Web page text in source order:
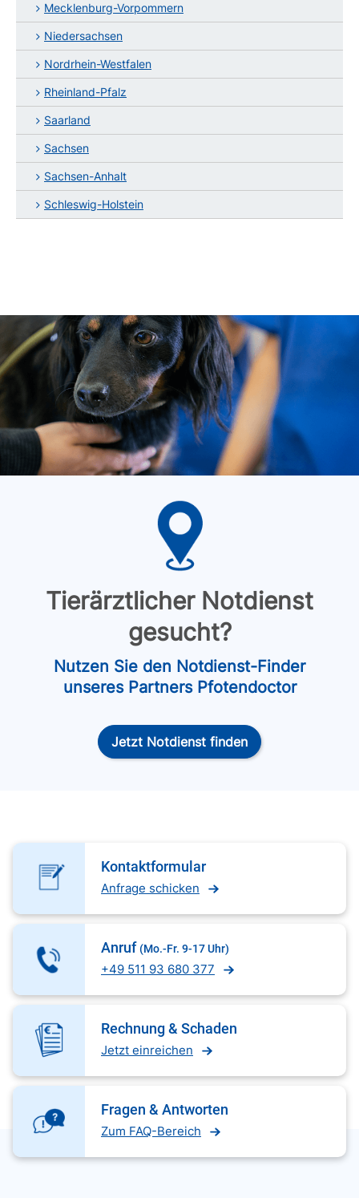
Mecklenburg-Vorpommern
Niedersachsen
Nordrhein-Westfalen
Rheinland-Pfalz
Saarland
Sachsen
Sachsen-Anhalt
Schleswig-Holstein
Tierärztlicher Notdienst
gesucht?
Nutzen Sie den Notdienst-Finder
unseres Partners Pfotendoctor
Jetzt Notdienst finden
Kontaktformular
Anfrage schicken
Anruf (Mo.-Fr. 9-17 Uhr)
+49 511 93 680 377
Rechnung & Schaden
Jetzt einreichen
Fragen & Antworten
Zum FAQ-Bereich